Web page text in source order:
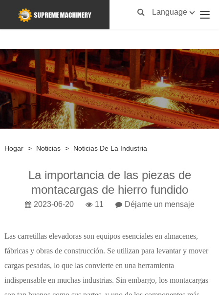
Language
Hogar > Noticias > Noticias De La Industria
La importancia de las piezas de
montacargas de hierro fundido
2023-06-20 11 Déjame un mensaje
Las carretillas elevadoras son equipos esenciales en almacenes,
fábricas y obras de construcción. Se utilizan para levantar y mover
cargas pesadas, lo que las convierte en una herramienta
indispensable en muchas industrias. Sin embargo, los montacargas